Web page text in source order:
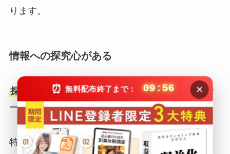
ります。
情報への探究心がある
探求心があり、リサーチ力がある人はWebライタ
ーに向いてるといえます。
特にSEO記事では「網羅性」と「一次情報」が重
⏰ 無料配布終了まで： 09:55 ×